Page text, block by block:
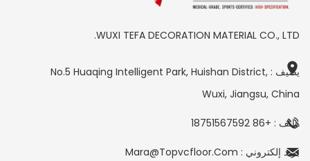
WUXI TEFA DECORATION MATERIAL CO., LTD.
يضيف : No.5 Huaqing Intelligent Park, Huishan District,
Wuxi, Jiangsu, China
هاتف : +86 18751567592
بريد إلكتروني : Mara@topvcfloor.com